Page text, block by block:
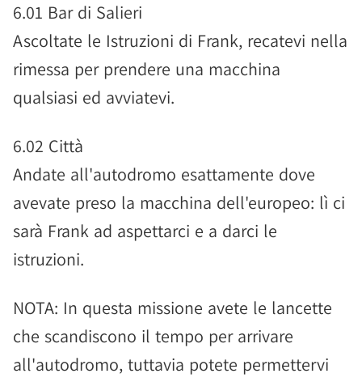
6.01 Bar di Salieri
Ascoltate le Istruzioni di Frank, recatevi nella
rimessa per prendere una macchina
qualsiasi ed avviatevi.
6.02 Città
Andate all'autodromo esattamente dove
avevate preso la macchina dell'europeo: lì ci
sarà Frank ad aspettarci e a darci le
istruzioni.
NOTA: In questa missione avete le lancette
che scandiscono il tempo per arrivare
all'autodromo, tuttavia potete permettervi